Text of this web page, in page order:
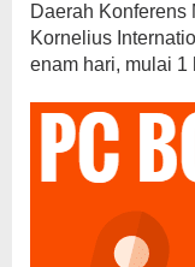
Daerah Konferens
Kornelius
enam hari, mulai 1